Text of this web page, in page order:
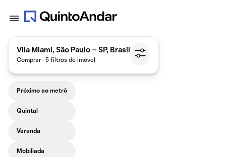
Vila Miami, São Paulo - SP, Brasil
Comprar · 5 filtros de imóvel
Próximo ao metrô
Quintal
Varanda
Mobiliada